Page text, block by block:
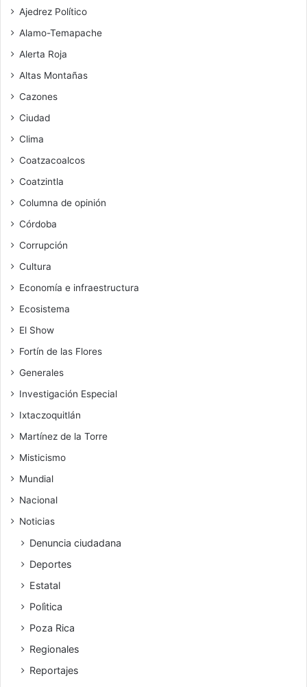
Ajedrez Político
Alamo-Temapache
Alerta Roja
Altas Montañas
Cazones
Ciudad
Clima
Coatzacoalcos
Coatzintla
Columna de opinión
Córdoba
Corrupción
Cultura
Economía e infraestructura
Ecosistema
El Show
Fortín de las Flores
Generales
Investigación Especial
Ixtaczoquitlán
Martínez de la Torre
Misticismo
Mundial
Nacional
Noticias
Denuncia ciudadana
Deportes
Estatal
Polìtica
Poza Rica
Regionales
Reportajes